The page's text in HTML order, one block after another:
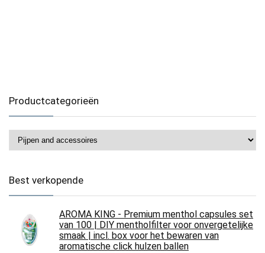
Productcategorieën
Best verkopende
AROMA KING - Premium menthol capsules set
van 100 | DIY mentholfilter voor onvergetelijke
smaak | incl. box voor het bewaren van
aromatische click hulzen ballen